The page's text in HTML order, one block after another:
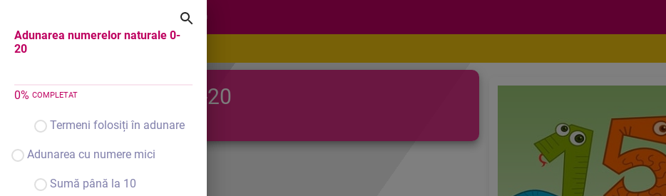
Adunarea numerelor naturale 0-
20
0% COMPLETAT
Termeni folosiți în adunare
Adunarea cu numere mici
Sumă până la 10
Adunarea numerelor naturale 0-20
Adunarea 0-20